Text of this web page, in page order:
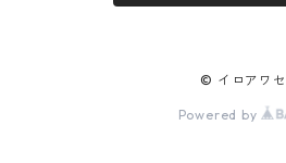
© イロアワセ
Powered by